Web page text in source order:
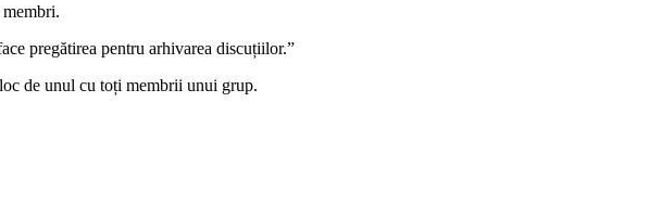
pregătirea pentru arhivarea discuțiilor.”
de unul cu toți membrii unui grup.